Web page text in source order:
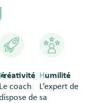
réativité
Le coach
de
Humilité
L’expert de
sa